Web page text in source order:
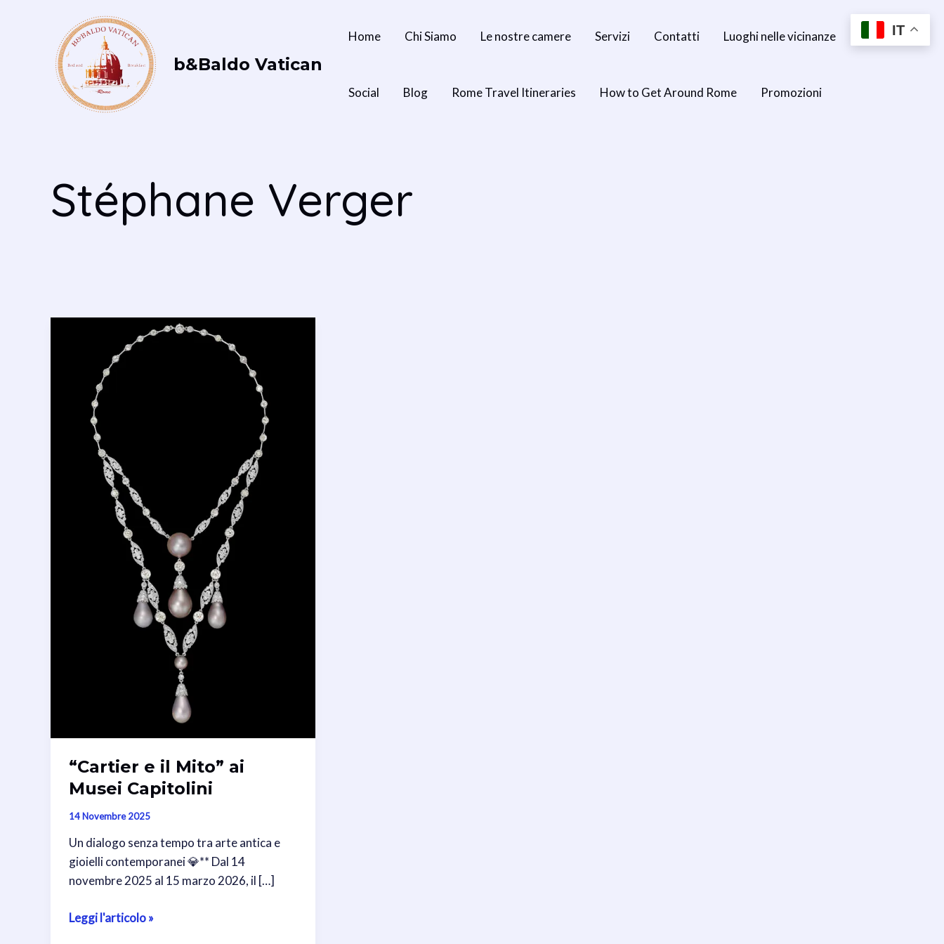
b&Baldo Vatican
Home Chi Siamo Le nostre camere Servizi Contatti Luoghi nelle vicinanze
Social Blog Rome Travel Itineraries How to Get Around Rome Promozioni
Stéphane Verger
“Cartier e il Mito” ai
Musei Capitolini
14 Novembre 2025
Un dialogo senza tempo tra arte antica e
gioielli contemporanei 💎** Dal 14
novembre 2025 al 15 marzo 2026, il […]
“Cartier
Leggi l'articolo »
IT